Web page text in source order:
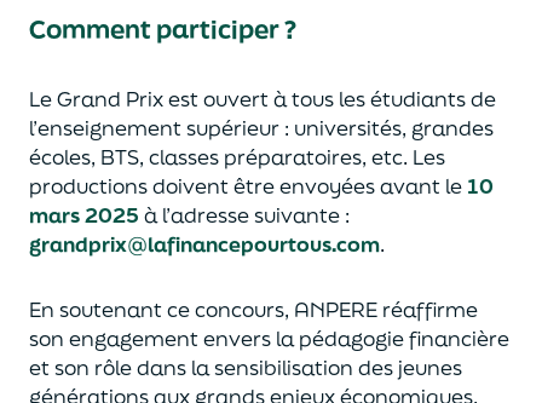
Comment participer ?
Le Grand Prix est ouvert à tous les étudiants de
l’enseignement supérieur : universités, grandes
écoles, BTS, classes préparatoires, etc. Les
productions doivent être envoyées avant le 10
mars 2025 à l’adresse suivante :
grandprix@lafinancepourtous.com.
En soutenant ce concours, ANPERE réaffirme
son engagement envers la pédagogie financière
et son rôle dans la sensibilisation des jeunes
générations aux grands enjeux économiques.